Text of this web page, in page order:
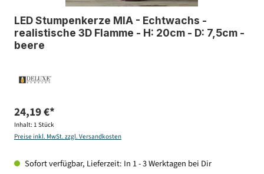
LED Stumpenkerze MIA - Echtwachs -
realistische 3D Flamme - H: 20cm - D: 7,5cm -
beere
24,19 €*
Inhalt: 1 Stück
Preise inkl. MwSt. zzgl. Versandkosten
Sofort verfügbar, Lieferzeit: In 1 - 3 Werktagen bei Dir